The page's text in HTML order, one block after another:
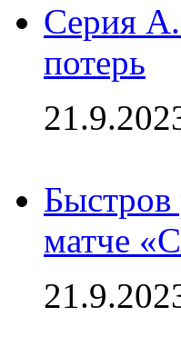
Серия
потерь
Быстров
матче